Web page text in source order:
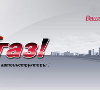
автоинструкторы !